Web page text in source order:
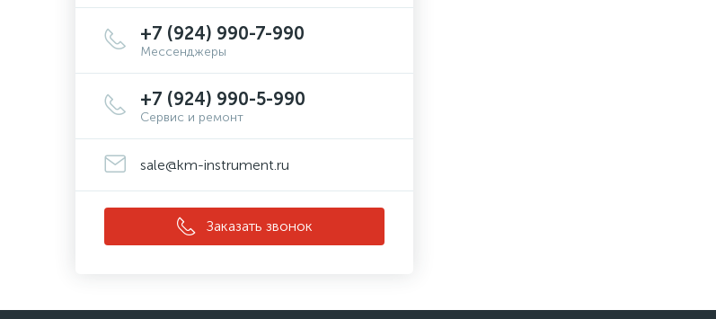
+7 (924) 990-7-990
Мессенджеры
+7 (924) 990-5-990
Сервис и ремонт
sale@km-instrument.ru
Заказать звонок